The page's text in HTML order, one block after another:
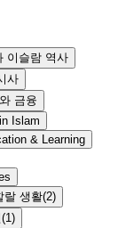
이슬람 역사
사
금융
Islam
& Learning
랄 생활(2)
(1 )